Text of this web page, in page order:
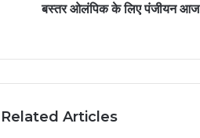
बस्तर ओलंपिक के लिए पंजीयन
Related Articles